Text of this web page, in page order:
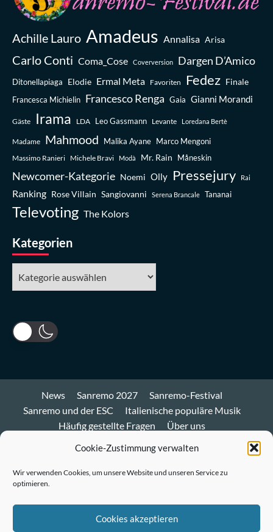
Cookie-Zustimmung verwalten
Wir verwenden Cookies, um unsere Website und unseren Service zu
optimieren.
Cookies akzeptieren
Achille Lauro Amadeus Annalisa Arisa
Carlo Conti Coma_Cose Coverversion Dargen D’Amico
Ditonellapiaga Elodie Ermal Meta Favoriten Fedez Finale
Francesca Michielin Francesco Renga Gaia Gianni Morandi
Gäste Irama LDA Leo Gassmann Levante Loredana Bertè
Madame Mahmood Malika Ayane Marco Mengoni
Massimo Ranieri Michele Bravi Modà Mr. Rain Måneskin
Newcomer-Kategorie Noemi Olly Pressejury Rai
Ranking Rose Villain Sangiovanni Serena Brancale Tananai
Televoting The Kolors
Kategorien
News Sanremo 2027
Sanremo-Festival
Sanremo und der ESC
Italienische populäre Musik
Häufig gestellte Fragen
Über uns
Mastodon
Twitter